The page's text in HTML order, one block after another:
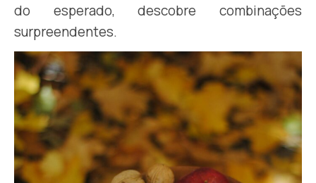
do esperado, descobre combinações
surpreendentes.